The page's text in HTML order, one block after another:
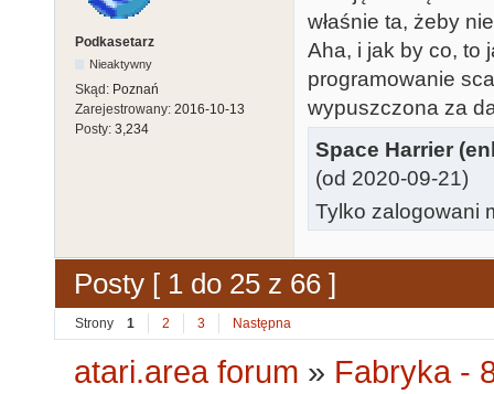
Podkasetarz
Nieaktywny
Skąd: Poznań
Zarejestrowany: 2016-10-13
Posty: 3,234
właśnie ta, żeby
Aha, i jak by co, to
programowanie
wypuszczona za
Space Harrier
(od 2020-09-21)
Tylko zalogowani
Posty [ 1 do 25 z 66 ]
Strony 1 2 3 Następna
atari.area forum » Fabryka -